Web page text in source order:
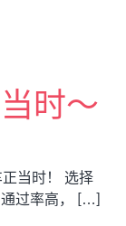
时～
当时！ 选择
过率高， […]